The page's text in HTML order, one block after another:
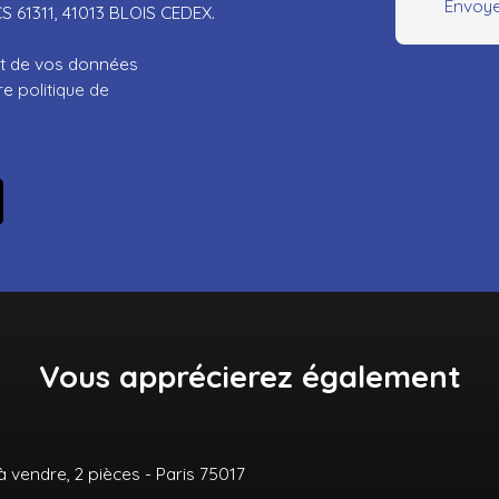
41013 BLOIS CEDEX.
de vos données
politique de
Vous apprécierez également